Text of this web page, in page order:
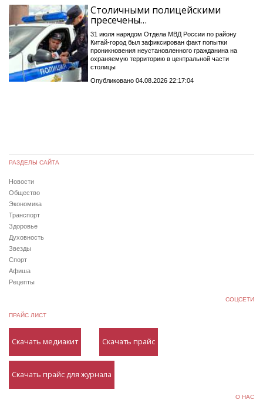
Столичными полицейскими
пресечены…
31 июля нарядом Отдела МВД России по району
Китай-город был зафиксирован факт попытки
проникновения неустановленного гражданина на
охраняемую территорию в центральной части
столицы
Опубликовано 04.08.2026 22:17:04
РАЗДЕЛЫ САЙТА
Новости
Общество
Экономика
Транспорт
Здоровье
Духовность
Звезды
Спорт
Афиша
Рецепты
СОЦСЕТИ
ПРАЙС ЛИСТ
Скачать медиакит Скачать прайс
Скачать прайс для журнала
О НАС